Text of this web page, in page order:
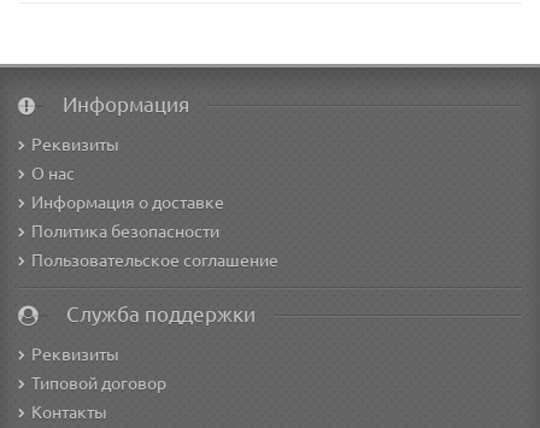
Информация
Реквизиты
О нас
Информация о доставке
Политика безопасности
Пользовательское соглашение
Служба поддержки
Реквизиты
Типовой договор
Контакты